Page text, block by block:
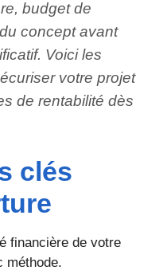
budget de
concept avant
Voici les
votre projet
de rentabilité dès
clés
financière de votre
méthode.